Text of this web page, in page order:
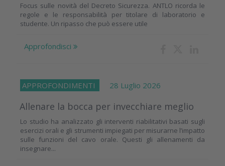
Focus sulle novità del Decreto Sicurezza. ANTLO ricorda le
regole e le responsabilità per titolare di laboratorio e
studente. Un ripasso che può essere utile
Approfondisci
APPROFONDIMENTI 28 Luglio 2026
Allenare la bocca per invecchiare meglio
Lo studio ha analizzato gli interventi riabilitativi basati sugli
esercizi orali e gli strumenti impiegati per misurarne l’impatto
sulle funzioni del cavo orale. Questi gli allenamenti da
insegnare...